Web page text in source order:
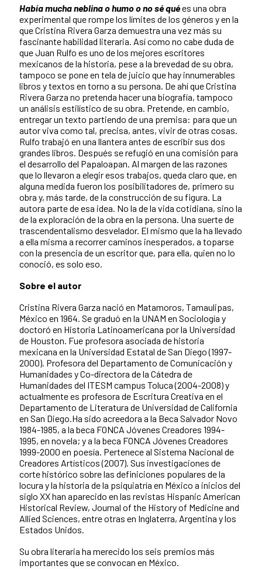
Había mucha neblina o humo o no sé quées una obra
experimental que rompe los límites de los géneros y en la
que Cristina Rivera Garza demuestra una vez más su
fascinante habilidad literaria. Así como no cabe duda de
que Juan Rulfo es uno de los mejores escritores
mexicanos de la historia, pese a la brevedad de su obra,
tampoco se pone en tela de juicio que hay innumerables
libros y textos en torno a su persona. De ahí que Cristina
Rivera Garza no pretenda hacer una biografía, tampoco
un análisis estilístico de su obra. Pretende, en cambio,
entregar un texto partiendo de una premisa: para que un
autor viva como tal, precisa, antes, vivir de otras cosas.
Rulfo trabajó en una llantera antes de escribir sus dos
grandes libros. Después se refugió en una comisión para
el desarrollo del Papaloapan. Al margen de las razones
que lo llevaron a elegir esos trabajos, queda claro que, en
alguna medida fueron los posibilitadores de, primero su
obra y, más tarde, de la construcción de su figura. La
autora parte de esa idea. No la de la vida cotidiana, sino la
de la exploración de la obra en la persona. Una suerte de
trascendentalismo desvelador. El mismo que la ha llevado
a ella misma a recorrer caminos inesperados, a toparse
con la presencia de un escritor que, para ella, quien no lo
conoció, es solo eso.
Sobre el autor
Cristina Rivera Garza nació en Matamoros, Tamaulipas,
México en 1964. Se graduó en la UNAM en Sociología y
doctoró en Historia Latinoamericana por la Universidad
de Houston. Fue profesora asociada de historia
mexicana en la Universidad Estatal de San Diego (1997-
2000). Profesora del Departamento de Comunicación y
Humanidades y Co-directora de la Cátedra de
Humanidades del ITESM campus Toluca (2004-2008) y
actualmente es profesora de Escritura Creativa en el
Departamento de Literatura de Universidad de California
en San Diego.Ha sido acreedora a la Beca Salvador Novo
1984-1985, a la beca FONCA Jóvenes Creadores 1994-
1995, en novela; y a la beca FONCA Jóvenes Creadores
1999-2000 en poesía. Pertenece al Sistema Nacional de
Creadores Artísticos (2007). Sus investigaciones de
corte histórico sobre las definiciones populares de la
locura y la historia de la psiquiatría en México a inicios del
siglo XX han aparecido en las revistas Hispanic American
Historical Review, Journal of the History of Medicine and
Allied Sciences, entre otras en Inglaterra, Argentina y los
Estados Unidos.
Su obra literaria ha merecido los seis premios más
importantes que se convocan en México.